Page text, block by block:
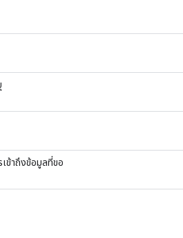
ข้าถึงข้อมูลที่ขอ